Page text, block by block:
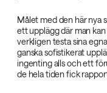
Målet med den här nya
ett upplägg där man
verkligen testa sina
ganska sofistikerat
ingenting alls och ett
de hela tiden fick